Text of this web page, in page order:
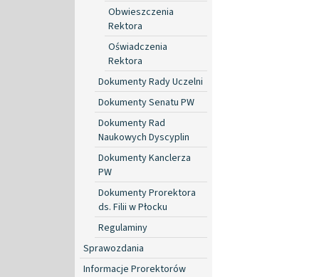
Obwieszczenia
Rektora
Oświadczenia
Rektora
Dokumenty Rady Uczelni
Dokumenty Senatu PW
Dokumenty Rad
Naukowych Dyscyplin
Dokumenty Kanclerza
PW
Dokumenty Prorektora
ds. Filii w Płocku
Regulaminy
Sprawozdania
Informacje Prorektorów